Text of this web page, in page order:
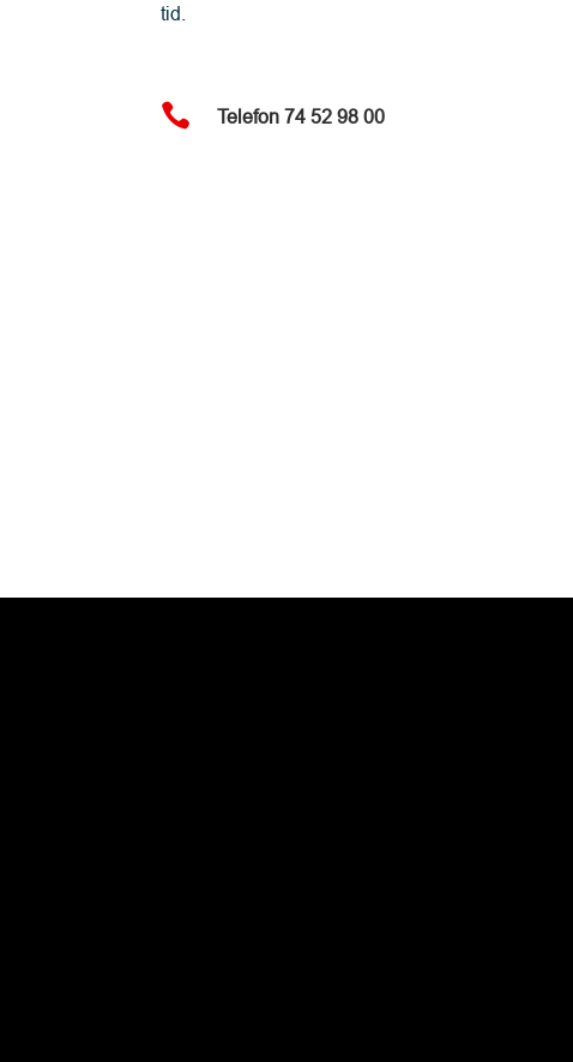
tid.
 Telefon 74 52 98 00